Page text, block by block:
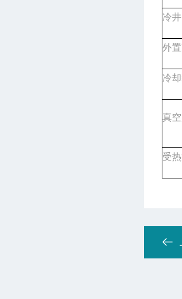
冷井
外
冷
真
受